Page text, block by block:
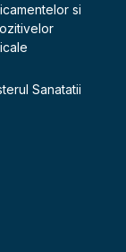
si
Sanatatii